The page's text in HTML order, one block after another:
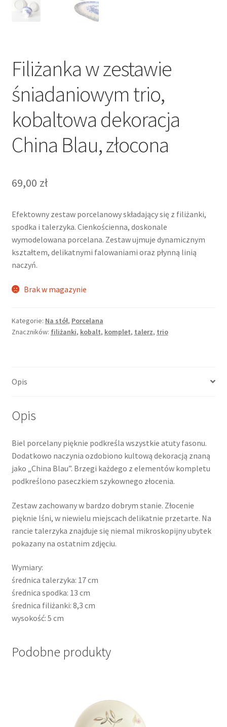
Filiżanka w zestawie
śniadaniowym trio,
kobaltowa dekoracja
China Blau, złocona
69,00 zł
Efektowny zestaw porcelanowy składający się z filiżanki,
spodka i talerzyka. Cienkościenna, doskonale
wymodelowana porcelana. Zestaw ujmuje dynamicznym
kształtem, delikatnymi falowaniami oraz płynną linią
naczyń.
Brak w magazynie
Kategorie: Na stół, Porcelana
Znaczników: filiżanki, kobalt, komplet, talerz, trio
Opis
Opis
Biel porcelany pięknie podkreśla wszystkie atuty fasonu.
Dodatkowo naczynia ozdobiono kultową dekoracją znaną
jako „China Blau”. Brzegi każdego z elementów kompletu
podkreślono paseczkiem szykownego złocenia.
Zestaw zachowany w bardzo dobrym stanie. Złocenie
pięknie lśni, w niewielu miejscach delikatnie przetarte. Na
rancie talerzyka znajduje się niemal mikroskopijny ubytek
pokazany na ostatnim zdjęciu.
Wymiary:
średnica talerzyka: 17 cm
średnica spodka: 13 cm
średnica filiżanki: 8,3 cm
wysokość: 5 cm
Podobne produkty